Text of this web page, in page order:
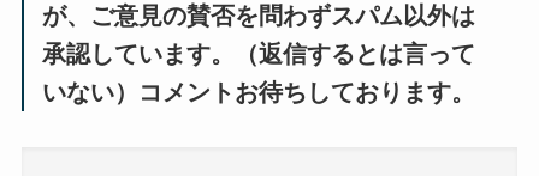
が、ご意見の賛否を問わずスパム以外は
承認しています。（返信するとは言って
いない）コメントお待ちしております。